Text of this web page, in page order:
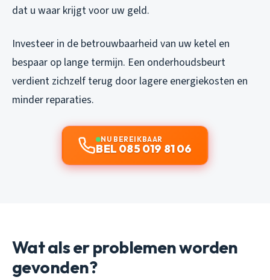
dat u waar krijgt voor uw geld.
Investeer in de betrouwbaarheid van uw ketel en
bespaar op lange termijn. Een onderhoudsbeurt
verdient zichzelf terug door lagere energiekosten en
minder reparaties.
NU BEREIKBAAR
BEL 085 019 81 06
Wat als er problemen worden
gevonden?